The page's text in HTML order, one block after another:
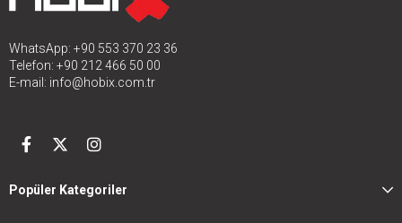
WhatsApp: +90 553 370 23 36
Telefon: +90 212 466 50 00
E-mail: info@hobix.com.tr
Popüler Kategoriler